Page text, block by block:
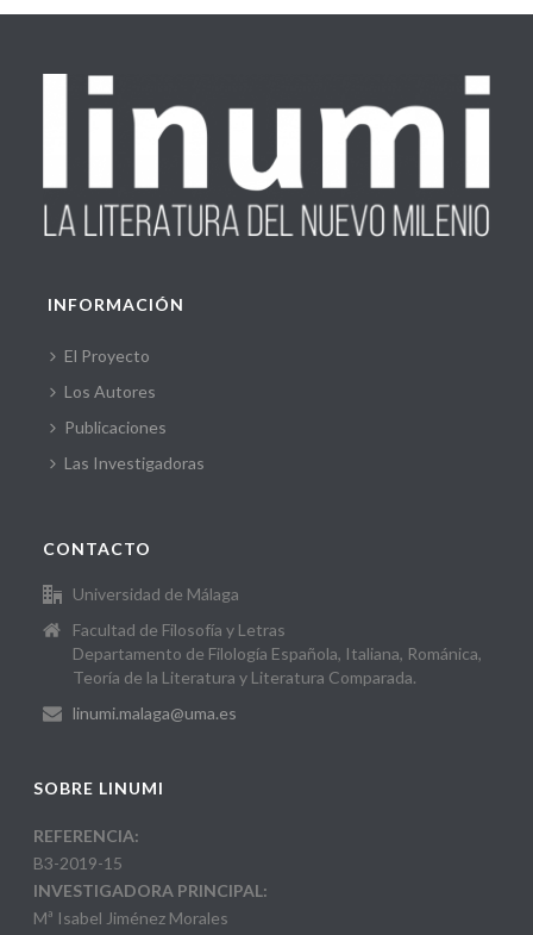
INFORMACIÓN
El Proyecto
Los Autores
Publicaciones
Las Investigadoras
CONTACTO
Universidad de Málaga
Facultad de Filosofía y Letras
Departamento de Filología Española, Italiana, Románica,
Teoría de la Literatura y Literatura Comparada.
linumi.malaga@uma.es
SOBRE LINUMI
REFERENCIA:
B3-2019-15
INVESTIGADORA PRINCIPAL:
Mª Isabel Jiménez Morales